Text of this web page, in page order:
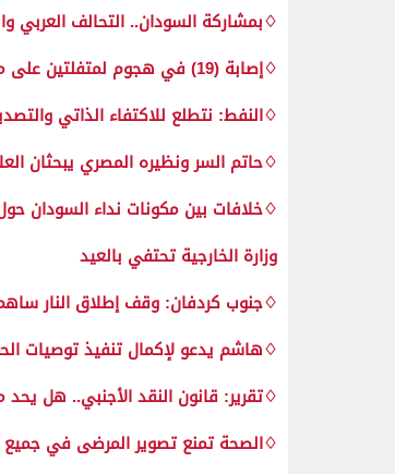
♢بمشاركة السودان.. التحالف العربي
♢إصابة (19) في هجوم لمتفلتين على مواطنين في كتم بشمال دارفور
♢النفط: نتطلع للاكتفاء الذاتي
♢حاتم السر ونظيره المصري يبحثان
♢خلافات بين مكونات نداء السودان
وزارة الخارجية تحتفي بالعيد
♢جنوب كردفان: وقف إطلاق النار ساهم
♢هاشم يدعو لإكمال تنفيذ توصيات
♢تقرير: قانون النقد الأجنبي.. هل يحد
♢الصحة تمنع تصوير المرضى في